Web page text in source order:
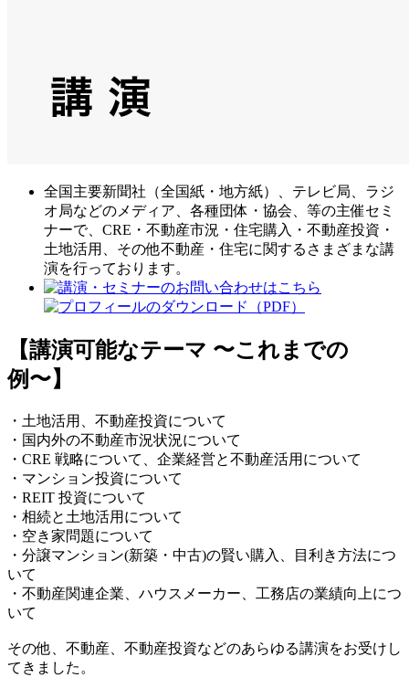
全国主要新聞社（全国紙・地方紙）、テレビ局、ラジ
オ局などのメディア、各種団体・協会、等の主催セミ
ナーで、CRE・不動産市況・住宅購入・不動産投資・
土地活用、その他不動産・住宅に関するさまざまな講
演を行っております。
【講演可能なテーマ 〜これまでの
例〜】
・土地活用、不動産投資について
・国内外の不動産市況状況について
・CRE 戦略について、企業経営と不動産活用について
・マンション投資について
・REIT 投資について
・相続と土地活用について
・空き家問題について
・分譲マンション(新築・中古)の賢い購入、目利き方法につ
いて
・不動産関連企業、ハウスメーカー、工務店の業績向上につ
いて
その他、不動産、不動産投資などのあらゆる講演をお受けし
てきました。